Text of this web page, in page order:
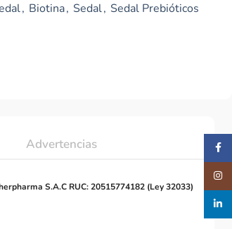
, Biotina, Sedal, Sedal Prebióticos
Advertencias
S.A.C RUC: 20515774182 (Ley 32033)